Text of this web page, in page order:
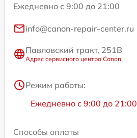
Ежедневно с 9:00 до 21:00
info@canon-repair-center.ru
Павловский тракт, 251В
Адрес сервисного центра Canon
Режим работы:
Ежедневно с 9:00 до 21:00
Способы оплаты